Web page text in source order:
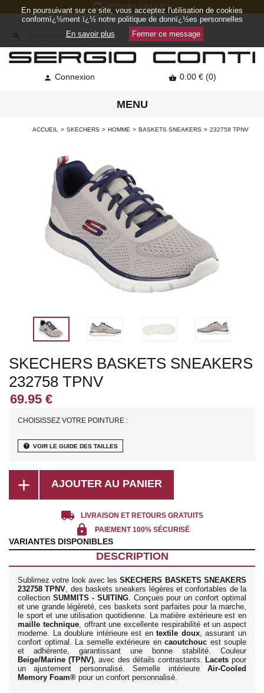
RETOURS GRATUITS

 Connexion  0.00 € (0)
MENU
ACCUEIL SKECHERS HOMME BASKETS SNEAKERS 232758 TPNV
SKECHERS BASKETS SNEAKERS
232758 TPNV
CHOISISSEZ VOTRE POINTURE :
help VOIR LE GUIDE DES TAILLES
add AJOUTER AU PANIER
local_shipping LIVRAISON ET RETOURS GRATUITS
lock PAIEMENT 100% SÉCURISÉ
VARIANTES DISPONIBLES
DESCRIPTION
Sublimez votre look avec lesSKECHERS BASKETS SNEAKERS
232758 TPNV, des baskets sneakers légères et confortables de la
collection SUMMITS - SUITING. Conçues pour un confort optimal
et une grande légèreté, ces baskets sont parfaites pour la marche,
le sport et une utilisation quotidienne. La matière extérieure est en
maille technique, offrant une excellente respirabilité et un aspect
moderne. La doublure intérieure est entextile doux, assurant un
confort optimal. La semelle extérieure en caoutchouc est souple
et adhérente, garantissant une bonne stabilité. Couleur
Beige/Marine (TPNV), avec des détails contrastants. Lacets pour
un ajustement personnalisé. Semelle intérieure Air-Cooled
Memory Foam® pour un confort personnalisé.
En poursuivant sur ce site, vous acceptez l'utilisation de cookies
conformï¿½ment ï¿½ notre politique de donnï¿½es personnelles
En savoir plus
Fermer ce message